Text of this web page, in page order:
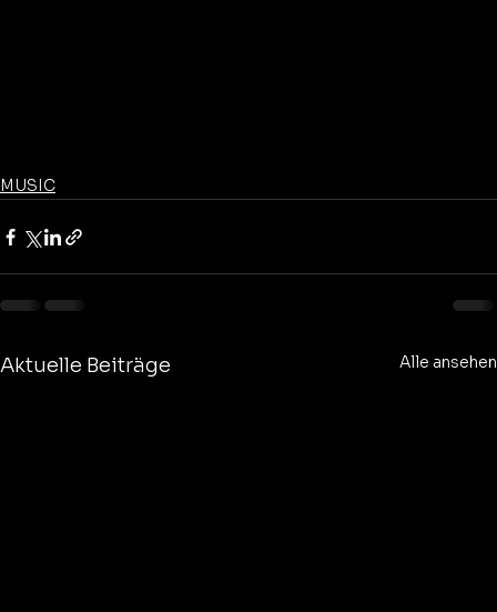
MUSIC
Aktuelle Beiträge Alle ansehen